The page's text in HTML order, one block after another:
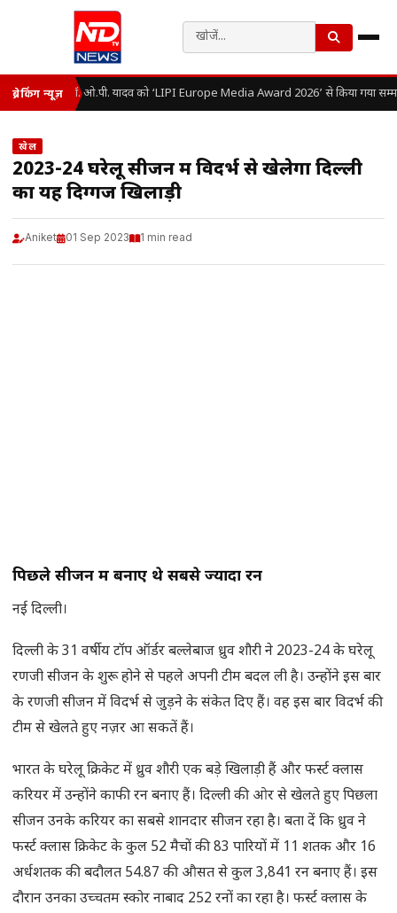
ब्रेकिंग न्यूज़ डॉ. ओ.पी. यादव को ‘LIPI Europe Media Award 2026’ से किया गया
खेल
2023-24 घरेलू सीजन में विदर्भ से खेलेगा दिल्ली
का यह दिग्गज खिलाड़ी
Aniket 01 Sep 2023 1 min read
पिछले सीजन में बनाए थे सबसे ज्यादा रन
नई दिल्ली।
दिल्ली के 31 वर्षीय टॉप ऑर्डर बल्लेबाज ध्रुव शौरी ने 2023-24 के घरेलू
रणजी सीजन के शुरू होने से पहले अपनी टीम बदल ली है। उन्होंने इस बार
के रणजी सीजन में विदर्भ से जुड़ने के संकेत दिए हैं। वह इस बार विदर्भ की
टीम से खेलते हुए नज़र आ सकतें हैं।
भारत के घरेलू क्रिकेट में ध्रुव शौरी एक बड़े खिलाड़ी हैं और फर्स्ट क्लास
करियर में उन्होंने काफी रन बनाए हैं। दिल्ली की ओर से खेलते हुए पिछला
सीजन उनके करियर का सबसे शानदार सीजन रहा है। बता दें कि ध्रुव ने
फर्स्ट क्लास क्रिकेट के कुल 52 मैचों की 83 पारियों में 11 शतक और 16
अर्धशतक की बदौलत 54.87 की औसत से कुल 3,841 रन बनाए हैं। इस
दौरान उनका उच्चतम स्कोर नाबाद 252 रनों का रहा है। फर्स्ट क्लास के